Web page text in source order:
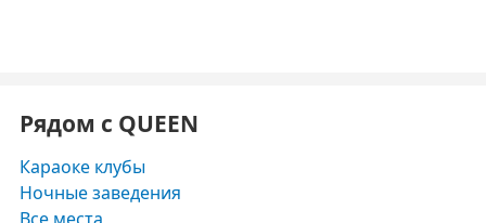
Рядом с QUEEN
Караоке клубы
Ночные заведения